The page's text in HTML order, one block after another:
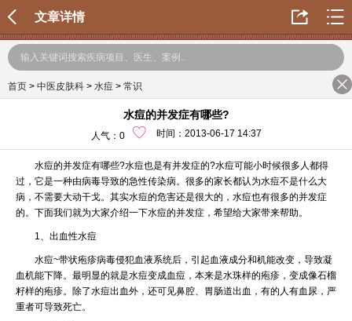
文章详情
首页 > 中医皮肤科 > 水痘 > 常识
水痘的并发症有哪些?
人气： 0 时间：2013-06-17 14:37
水痘的并发症有哪些?水痘也是有并发症的?水痘可能小时候很多人都得
过，它是一种由病毒导致的急性传染病。很多的家长都认为水痘不是什么大
病，不需要大动干戈。其实水痘的危害还是很大的，水痘也有很多的并发症
的。下面我们就为大家介绍一下水痘的并发症，希望给大家带来帮助。
1、出血性水痘
水痘~带状疱疹病毒侵犯血液系统后，引起血液成分和机能改变，导致凝
血机能下降。最明显的就是水痘变成血痘，本来是水珠样的疱疹，变成像石榴
籽样的疱疹。除了水痘出血外，还可见鼻腔、胃肠道出血，有的人有血尿，严
重者可导致死亡。